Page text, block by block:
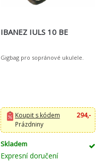
IBANEZ IULS 10 BE
Gigbag pro sopránové ukulele.
Koupit s kódem
294,-
Prázdniny
Skladem
Expresní doručení